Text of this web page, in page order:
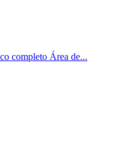
completo Área de...